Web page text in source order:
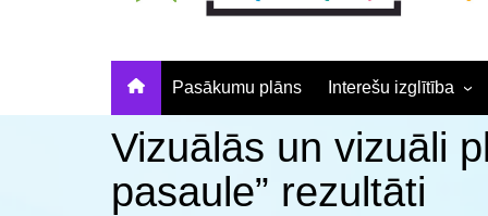
Pasākumu plāns Interešu izglītība
Pulciņu apraksti un
elektroniskā
Nodarbību laiki
Vizuālās un vizuāli
pasaule” rezultāti